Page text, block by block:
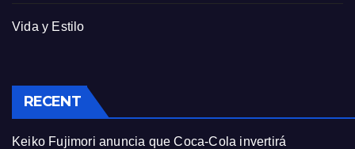
Vida y Estilo
RECENT
Keiko Fujimori anuncia que Coca-Cola invertirá